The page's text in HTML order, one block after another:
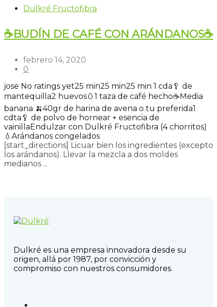
Dulkré Fructofibra
☕BUDÍN DE CAFÉ CON ARÁNDANOS☕
febrero 14, 2020
0
jose No ratings yet25 min25 min25 min 1 cda🥄 de
mantequilla2 huevos🥚 1 taza de café hecho☕Media
banana 🍌40gr de harina de avena o tu preferida1
cdta🥄 de polvo de hornear + esencia de
vainillaEndulzar con Dulkré Fructofibra (4 chorritos)
💧 Arándanos congelados
[start_directions] Licuar bien los ingredientes (excepto
los arándanos). Llevar la mezcla a dos moldes
medianos ...
Dulkré es una empresa innovadora desde su
origen, allá por 1987, por convicción y
compromiso con nuestros consumidores.